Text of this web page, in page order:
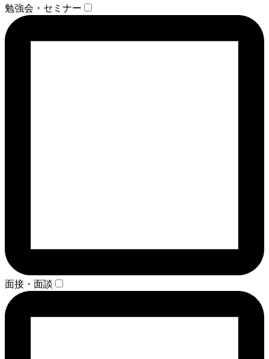
勉強会・セミナー
面接・面談